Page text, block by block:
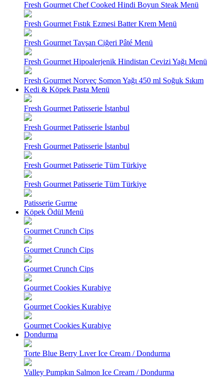
Fresh Gourmet Chef Cooked Hindi Boyun Steak Menü
Fresh Gourmet Fıstık Ezmesi Batter Krem Menü
Fresh Gourmet Tavşan Ciğeri Pâté Menü
Fresh Gourmet Hipoalerjenik Hindistan Cevizi Yağı Menü
Fresh Gourmet Norveç Somon Yağı 450 ml Soğuk Sıkım
Kedi & Köpek Pasta Menü
Fresh Gourmet Patisserie İstanbul
Fresh Gourmet Patisserie İstanbul
Fresh Gourmet Patisserie İstanbul
Fresh Gourmet Patisserie Tüm Türkiye
Fresh Gourmet Patisserie Tüm Türkiye
Patisserie Gurme
Köpek Ödül Menü
Gourmet Crunch Cips
Gourmet Crunch Cips
Gourmet Crunch Cips
Gourmet Cookies Kurabiye
Gourmet Cookies Kurabiye
Gourmet Cookies Kurabiye
Dondurma
Torte Blue Berry Lıver Ice Cream / Dondurma
Valley Pumpkın Salmon Ice Cream / Dondurma